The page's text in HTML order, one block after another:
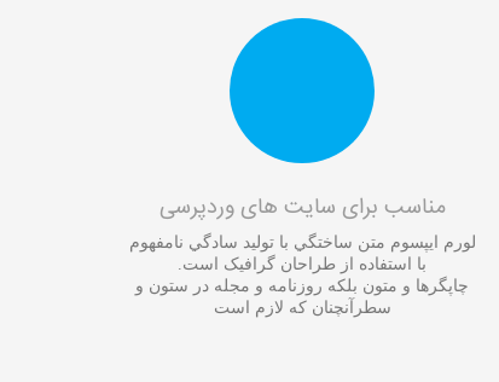
مناسب برای سایت های وردپرسی
لورم ايپسوم متن ساختگي با توليد سادگي نامفهوم
با استفاده از طراحان گرافيک است.
چاپگرها و متون بلکه روزنامه و مجله در ستون و
سطرآنچنان که لازم است